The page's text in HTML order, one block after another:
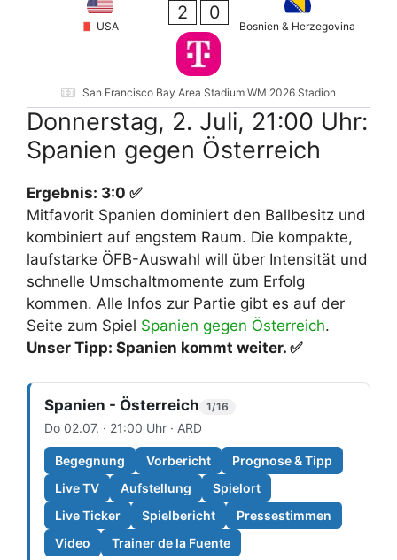
USA
2 0
Bosnien & Herzegovina
San Francisco Bay Area Stadium WM 2026 Stadion
Donnerstag, 2. Juli, 21:00 Uhr:
Spanien gegen Österreich
Ergebnis: 3:0 ✅
Mitfavorit Spanien dominiert den Ballbesitz und
kombiniert auf engstem Raum. Die kompakte,
laufstarke ÖFB-Auswahl will über Intensität und
schnelle Umschaltmomente zum Erfolg
kommen. Alle Infos zur Partie gibt es auf der
Seite zum Spiel Spanien gegen Österreich.
Unser Tipp: Spanien kommt weiter. ✅
Spanien - Österreich 1/16
Do 02.07. · 21:00 Uhr · ARD
Begegnung Vorbericht
Prognose & Tipp
Live TV
Aufstellung
Spielort
Live Ticker
Spielbericht
Pressestimmen
Video
Trainer de la Fuente